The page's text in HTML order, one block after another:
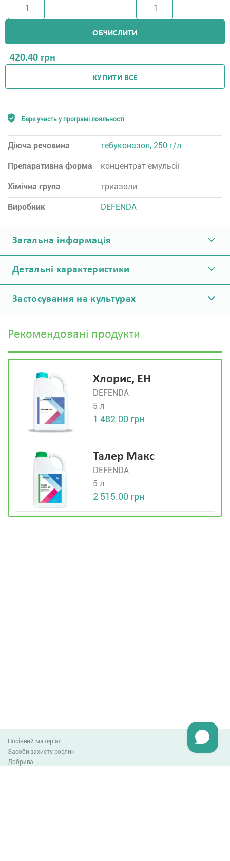
ОБЧИСЛИТИ
420.40 грн
КУПИТИ ВСЕ
Бере участь у програмі лояльності
Діюча речовина тебуконазол, 250 г/л
Препаративна форма концентрат емульсії
Хімічна група триазоли
Виробник DEFENDA
Загальна інформація
Детальні характеристики
Застосування на культурах
Рекомендовані продукти
Хлорис, ЕН
DEFENDA
5 л
1 482.00 грн
Талер Макс
DEFENDA
5 л
2 515.00 грн
Посівний матеріал
Засоби захисту рослин
Добрива